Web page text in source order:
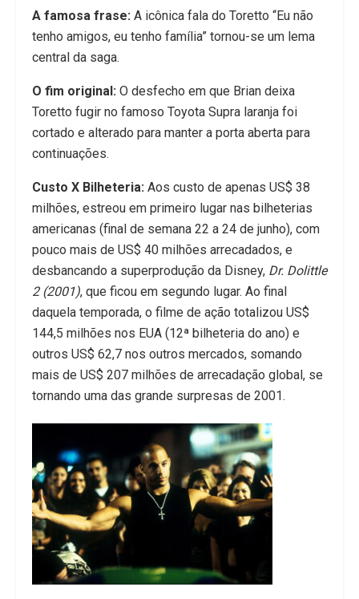
A famosa frase: A icônica fala do Toretto “Eu não
tenho amigos, eu tenho família” tornou-se um lema
central da saga.
O fim original: O desfecho em que Brian deixa
Toretto fugir no famoso Toyota Supra laranja foi
cortado e alterado para manter a porta aberta para
continuações.
Custo X Bilheteria: Aos custo de apenas US$ 38
milhões, estreou em primeiro lugar nas bilheterias
americanas (final de semana 22 a 24 de junho), com
pouco mais de US$ 40 milhões arrecadados, e
desbancando a superprodução da Disney, Dr. Dolittle
2 (2001), que ficou em segundo lugar. Ao final
daquela temporada, o filme de ação totalizou US$
144,5 milhões nos EUA (12ª bilheteria do ano) e
outros US$ 62,7 nos outros mercados, somando
mais de US$ 207 milhões de arrecadação global, se
tornando uma das grande surpresas de 2001.